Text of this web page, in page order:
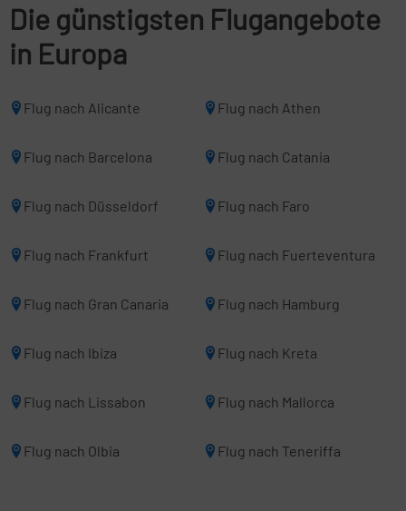
Die günstigsten Flugangebote
in Europa
Flug nach Alicante Flug nach Athen
Flug nach Barcelona Flug nach Catania
Flug nach Düsseldorf Flug nach Faro
Flug nach Frankfurt Flug nach Fuerteventura
Flug nach Gran Canaria Flug nach Hamburg
Flug nach Ibiza Flug nach Kreta
Flug nach Lissabon Flug nach Mallorca
Flug nach Olbia Flug nach Teneriffa